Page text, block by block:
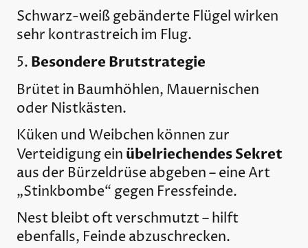
Schwarz-weiß gebänderte Flügel wirken
sehr kontrastreich im Flug.
5. Besondere Brutstrategie
Brütet in Baumhöhlen, Mauernischen
oder Nistkästen.
Küken und Weibchen können zur
Verteidigung ein übelriechendes Sekret
aus der Bürzeldrüse abgeben – eine Art
„Stinkbombe“ gegen Fressfeinde.
Nest bleibt oft verschmutzt – hilft
ebenfalls, Feinde abzuschrecken.